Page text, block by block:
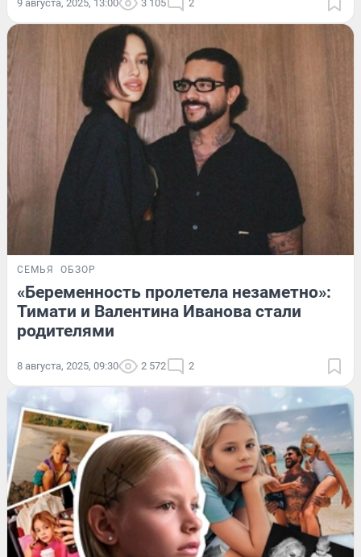
9 августа, 2025, 13:00 3 105 2
СЕМЬЯ ОБЗОР
«Беременность пролетела незаметно»:
Тимати и Валентина Иванова стали
родителями
8 августа, 2025, 09:30 2 572 2